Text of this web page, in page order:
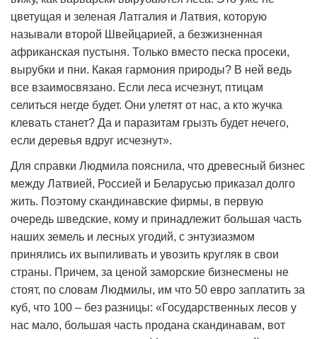
цветущая и зеленая Латгалия и Латвия, которую
называли второй Швейцарией, а безжизненная
африканская пустыня. Только вместо песка просеки,
вырубки и пни. Какая гармония природы? В ней ведь
все взаимосвязано. Если леса исчезнут, птицам
селиться негде будет. Они улетят от нас, а кто жучка
клевать станет? Да и паразитам грызть будет нечего,
если деревья вдруг исчезнут».
Для справки Людмила пояснила, что древесный бизнес
между Латвией, Россией и Беларусью приказал долго
жить. Поэтому скандинавские фирмы, в первую
очередь шведские, кому и принадлежит большая часть
наших земель и лесных угодий, с энтузиазмом
принялись их выпиливать и увозить кругляк в свои
страны. Причем, за ценой заморские бизнесмены не
стоят, по словам Людмилы, им что 50 евро заплатить за
куб, что 100 – без разницы: «Государственных лесов у
нас мало, большая часть продана скандинавам, вот